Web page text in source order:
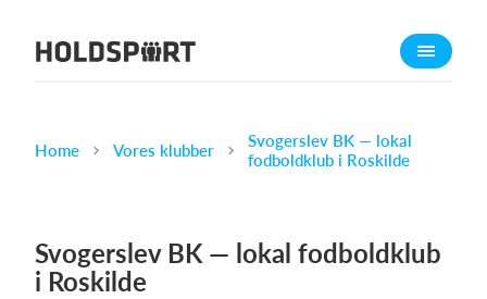
Om Holdsport
Karriere
Funktioner
Kalender
Home Vores klubber
Svogerslev BK — lokal
fodboldklub i Roskilde
Svogerslev BK — lokal fodboldklub
i Roskilde